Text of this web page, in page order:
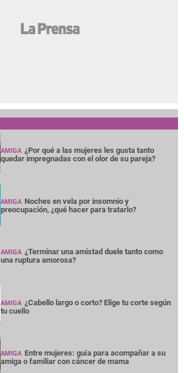
AMIGA ¿Por qué a las mujeres les gusta tanto
quedar impregnadas con el olor de su pareja?
AMIGA Noches en vela por insomnio y
preocupación, ¿qué hacer para tratarlo?
AMIGA ¿Terminar una amistad duele tanto como
una ruptura amorosa?
AMIGA ¿Cabello largo o corto? Elige tu corte según
tu cuello
AMIGA Entre mujeres: guía para acompañar a su
amiga o familiar con cáncer de mama